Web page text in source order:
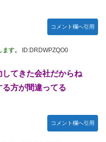
コメント欄へ引用
す。 ID:DRDWPZQO0
てきた会社だからね
方が間違ってる
コメント欄へ引用